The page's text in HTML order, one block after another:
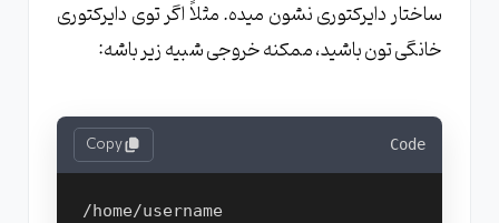
ساختار دایرکتوری نشون میده. مثلاً اگر توی دایرکتوری
خانگی تون باشید، ممکنه خروجی شبیه زیر باشه:
Code
Copy
/home/username